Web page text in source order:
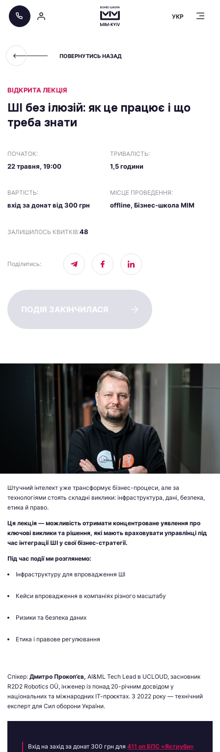
УКР
ПОВЕРНУТИСЬ НАЗАД
ВІДКРИТА ЛЕКЦІЯ
ШІ без ілюзій: як це працює і що
треба знати
ПОЧАТОК:
22 травня, 19:00
ТРИВАЛІСТЬ:
1,5 години
ВАРТІСТЬ:
вхід за донат від 300 грн
МІСЦЕ ПРОВЕДЕННЯ:
offline, Бізнес-школа МІМ
ЗАЛИШИЛОСЬ КВИТКІВ:48
Поділитись:
ПОДІЯ ЗАКІНЧИЛАСЯ
Штучний інтелект уже трансформує бізнес-процеси, але за
технологіями стоять складні виклики: інфраструктура, дані, безпека,
етика й право.
Ця лекція — можливість отримати концентроване уявлення про
ключові виклики та рішення, які мають враховувати управлінці під
час інтеграції ШІ у свої бізнес-стратегії.
Під час події ми розглянемо:
Інфраструктуру для впровадження ШІ
Кейси впровадження в компаніях різного масштабу
Ризики та безпека даних
Етика і правове регулювання
Спікер: Дмитро Прокоп’єв, AI&ML Tech Lead в UCLOUD, засновник
R2D2 Robotics OÜ, інженер із понад 20-річним досвідом у
національних та міжнародних ІТ-проєктах. З 2022 року — технічний
експерт для Сил оборони України.
Вхід на захід за донат 300 грн для 411 оп БПС «Яструби»